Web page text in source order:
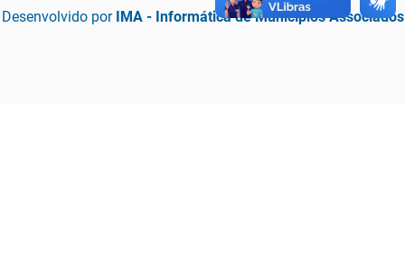
Desenvolvido por IMA - Informática de Municípios Associados